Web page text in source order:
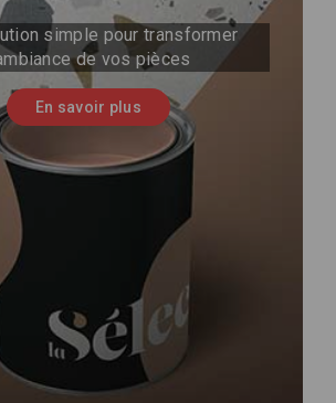
simple pour transformer
de vos pièces
En savoir plus